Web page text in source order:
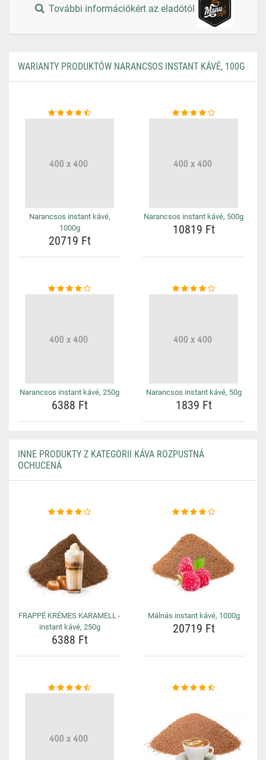
További információkért az eladótól
WARIANTY PRODUKTÓW NARANCSOS INSTANT KÁVÉ, 100G
Narancsos instant kávé,
1000g
20719 Ft
Narancsos instant kávé, 500g
10819 Ft
Narancsos instant kávé, 250g
6388 Ft
Narancsos instant kávé, 50g
1839 Ft
INNE PRODUKTY Z KATEGORII KÁVA ROZPUSTNÁ
OCHUCENÁ
FRAPPÉ KRÉMES KARAMELL -
instant kávé, 250g
6388 Ft
Málnás instant kávé, 1000g
20719 Ft